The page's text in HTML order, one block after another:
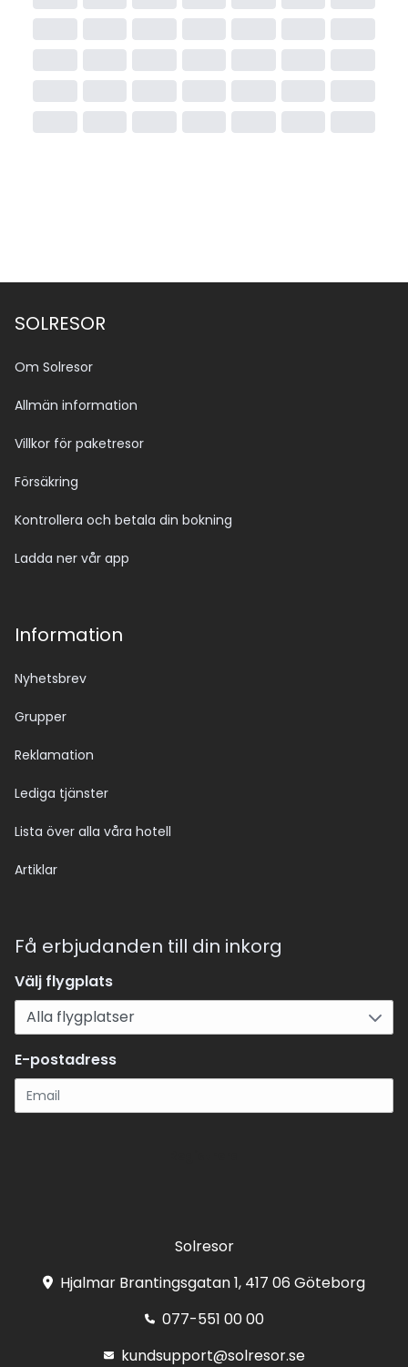
SOLRESOR
Om Solresor
Allmän information
Villkor för paketresor
Försäkring
Kontrollera och betala din bokning
Ladda ner vår app
Information
Nyhetsbrev
Grupper
Reklamation
Lediga tjänster
Lista över alla våra hotell
Artiklar
Få erbjudanden till din inkorg
Välj flygplats
E-postadress
Solresor
Hjalmar Brantingsgatan 1, 417 06 Göteborg
077-551 00 00
kundsupport@solresor.se